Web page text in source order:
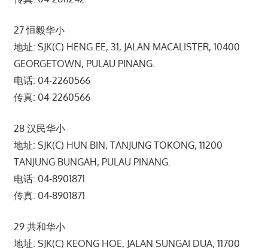
27 恒毅华小
地址: SJK(C) HENG EE, 31, JALAN MACALISTER, 10400
GEORGETOWN, PULAU PINANG.
电话: 04-2260566
传真: 04-2260566
28 汉民华小
地址: SJK(C) HUN BIN, TANJUNG TOKONG, 11200
TANJUNG BUNGAH, PULAU PINANG.
电话: 04-8901871
传真: 04-8901871
29 共和华小
地址: SJK(C) KEONG HOE, JALAN SUNGAI DUA, 11700